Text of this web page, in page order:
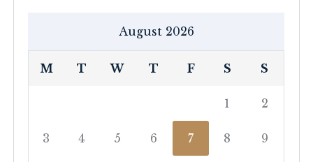
August 2026
M T W T F S S
1 2
3 4 5 6 7 8 9